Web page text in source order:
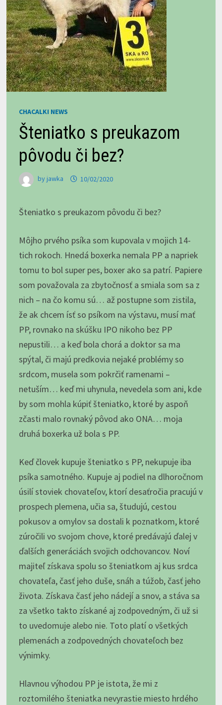
CHACALKI NEWS
Šteniatko s preukazom
pôvodu či bez?
byjawka 10/02/2020
Šteniatko s preukazom pôvodu či bez?
Môjho prvého psíka som kupovala v mojich 14-
tich rokoch. Hnedá boxerka nemala PP a napriek
tomu to bol super pes, boxer ako sa patrí. Papiere
som považovala za zbytočnosť a smiala som sa z
nich – na čo komu sú… až postupne som zistila,
že ak chcem ísť so psíkom na výstavu, musí mať
PP, rovnako na skúšku IPO nikoho bez PP
nepustili… a keď bola chorá a doktor sa ma
spýtal, či majú predkovia nejaké problémy so
srdcom, musela som pokrčiť ramenami –
netuším… keď mi uhynula, nevedela som ani, kde
by som mohla kúpiť šteniatko, ktoré by aspoň
zčasti malo rovnaký pôvod ako ONA… moja
druhá boxerka už bola s PP.
Keď človek kupuje šteniatko s PP, nekupuje iba
psíka samotného. Kupuje aj podiel na dlhoročnom
úsilí stoviek chovateľov, ktorí desaťročia pracujú v
prospech plemena, učia sa, študujú, cestou
pokusov a omylov sa dostali k poznatkom, ktoré
zúročili vo svojom chove, ktoré predávajú ďalej v
ďalších generáciách svojich odchovancov. Noví
majiteľ získava spolu so šteniatkom aj kus srdca
chovateľa, časť jeho duše, snáh a túžob, časť jeho
života. Získava časť jeho nádejí a snov, a stáva sa
za všetko takto získané aj zodpovedným, či už si
to uvedomuje alebo nie. Toto platí o všetkých
plemenách a zodpovedných chovateľoch bez
výnimky.
Hlavnou výhodou PP je istota, že mi z
roztomilého šteniatka nevyrastie miesto hrdého